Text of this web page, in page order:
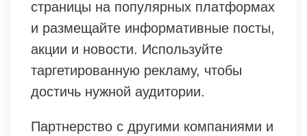
страницы на популярных платформах
и размещайте информативные посты,
акции и новости. Используйте
таргетированную рекламу, чтобы
достичь нужной аудитории.
Партнерство с другими компаниями и